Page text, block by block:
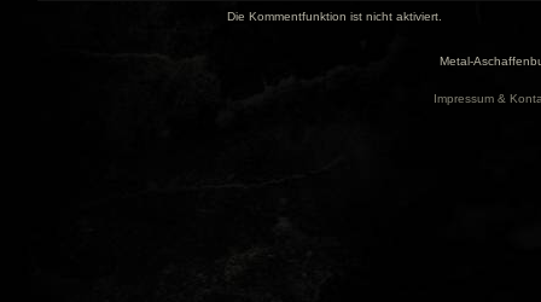
Die Kommentfunktion ist nicht aktiviert.
Metal-
Impressum &